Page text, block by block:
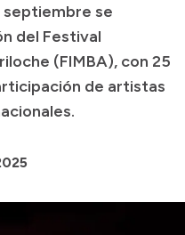
septiembre se
del Festival
(FIMBA), con 25
de artistas